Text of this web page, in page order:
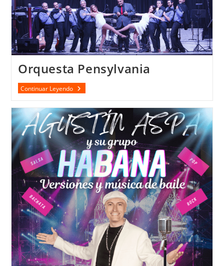
Orquesta Pensylvania
Continuar LeyendoOrquesta
Pensylvania